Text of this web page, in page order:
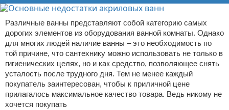
Различные ванны представляют собой категорию самых
дорогих элементов из оборудования ванной комнаты. Однако
для многих людей наличие ванны – это необходимость по
той причине, что сантехнику можно использовать не только в
гигиенических целях, но и как средство, позволяющее снять
усталость после трудного дня. Тем не менее каждый
покупатель заинтересован, чтобы к приличной цене
прилагалось максимальное качество товара. Ведь никому не
хочется покупать